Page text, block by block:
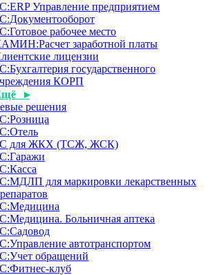
Управление предприятием
рабочее место
заработной платы
лицензии
государственного
КОРП
▸
решения
для ЖКХ (ТСЖ, ЖСК)
для маркировки лекарственных
Больничная аптека
автотранспортом
обращений
клуб